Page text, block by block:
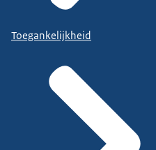
Toegankelijkheid